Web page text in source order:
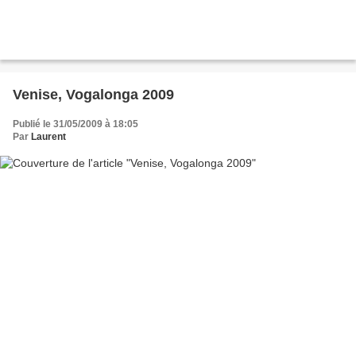
Venise, Vogalonga 2009
Publié le 31/05/2009 à 18:05
Par Laurent